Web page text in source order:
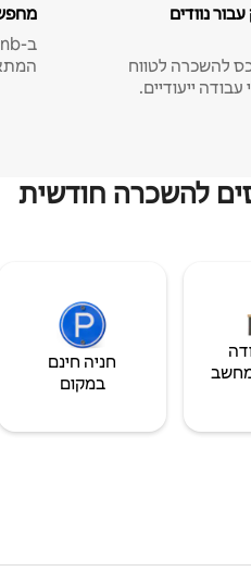
נוודים
להשכרה לטווח
להשכרה חודשית
חניה חינם
במקום